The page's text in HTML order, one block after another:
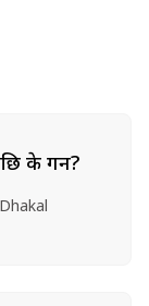
के गर्ने?